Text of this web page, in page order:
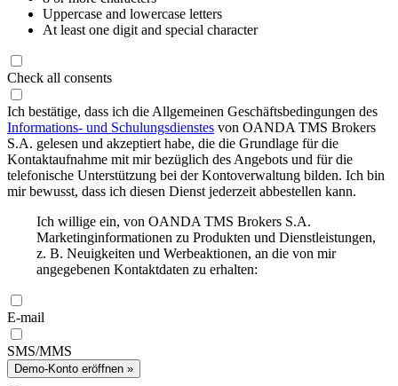
Uppercase and lowercase letters
At least one digit and special character
Check all consents
Ich bestätige, dass ich die Allgemeinen Geschäftsbedingungen des
Informations- und Schulungsdienstes von OANDA TMS Brokers
S.A. gelesen und akzeptiert habe, die die Grundlage für die
Kontaktaufnahme mit mir bezüglich des Angebots und für die
telefonische Unterstützung bei der Kontoverwaltung bilden. Ich bin
mir bewusst, dass ich diesen Dienst jederzeit abbestellen kann.
Ich willige ein, von OANDA TMS Brokers S.A.
Marketinginformationen zu Produkten und Dienstleistungen,
z. B. Neuigkeiten und Werbeaktionen, an die von mir
angegebenen Kontaktdaten zu erhalten:
E-mail
SMS/MMS
Demo-Konto eröffnen »